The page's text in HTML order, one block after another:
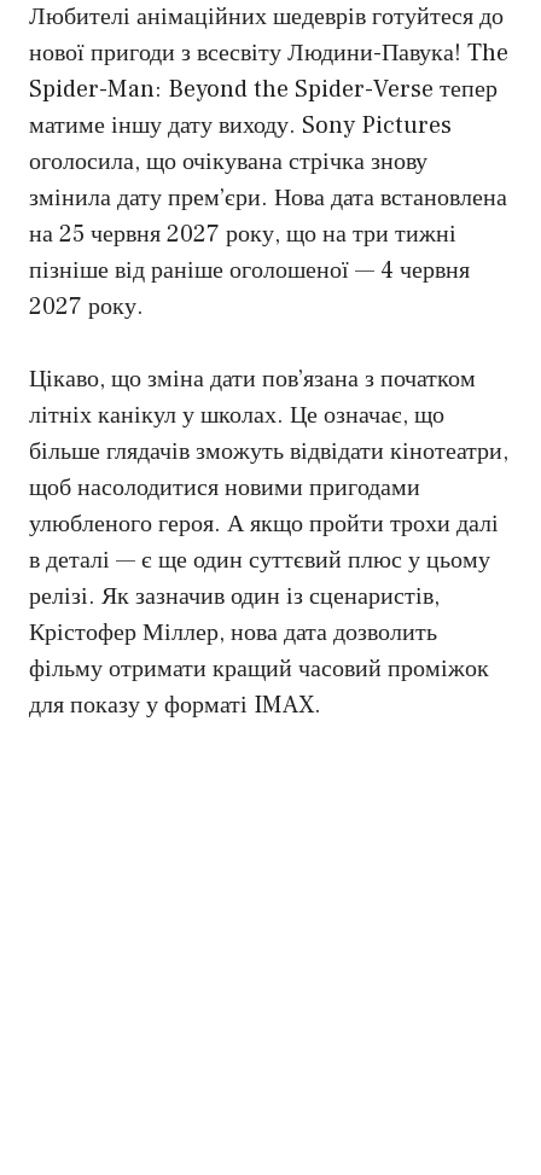
Любителі анімаційних шедеврів готуйтеся до
нової пригоди з всесвіту Людини-Павука! The
Spider-Man: Beyond the Spider-Verse тепер
матиме іншу дату виходу. Sony Pictures
оголосила, що очікувана стрічка знову
змінила дату прем’єри. Нова дата встановлена
на 25 червня 2027 року, що на три тижні
пізніше від раніше оголошеної — 4 червня
2027 року.
Цікаво, що зміна дати пов’язана з початком
літніх канікул у школах. Це означає, що
більше глядачів зможуть відвідати кінотеатри,
щоб насолодитися новими пригодами
улюбленого героя. А якщо пройти трохи далі
в деталі — є ще один суттєвий плюс у цьому
релізі. Як зазначив один із сценаристів,
Крістофер Міллер, нова дата дозволить
фільму отримати кращий часовий проміжок
для показу у форматі IMAX.